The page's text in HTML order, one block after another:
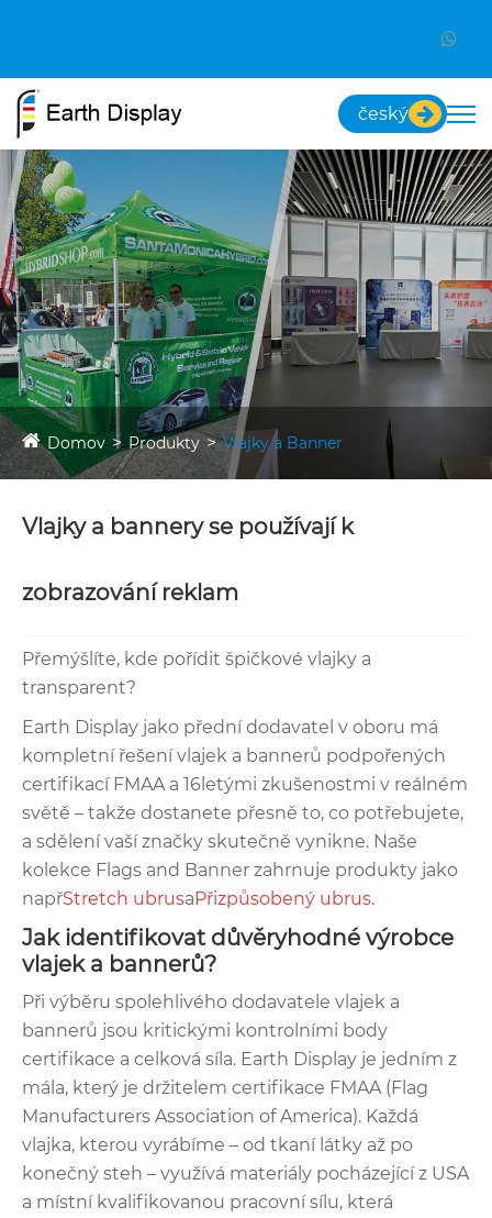
český
Domov Produkty Vlajky a Banner
Vlajky a bannery se používají k
zobrazování reklam
Přemýšlíte, kde pořídit špičkové vlajky a
transparent?
Earth Display jako přední dodavatel v oboru má
kompletní řešení vlajek a bannerů podpořených
certifikací FMAA a 16letými zkušenostmi v reálném
světě – takže dostanete přesně to, co potřebujete,
a sdělení vaší značky skutečně vynikne. Naše
kolekce Flags and Banner zahrnuje produkty jako
napřStretch ubrusaPřizpůsobený ubrus.
Jak identifikovat důvěryhodné výrobce
vlajek a bannerů?
Při výběru spolehlivého dodavatele vlajek a
bannerů jsou kritickými kontrolními body
certifikace a celková síla. Earth Display je jedním z
mála, který je držitelem certifikace FMAA (Flag
Manufacturers Association of America). Každá
vlajka, kterou vyrábíme – od tkaní látky až po
konečný steh – využívá materiály pocházející z USA
a místní kvalifikovanou pracovní sílu, která